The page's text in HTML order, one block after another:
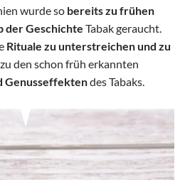
wurde so bereits zu frühen
der Geschichte Tabak geraucht.
Rituale zu unterstreichen und zu
den schon früh erkannten
Genusseffektendes Tabaks.